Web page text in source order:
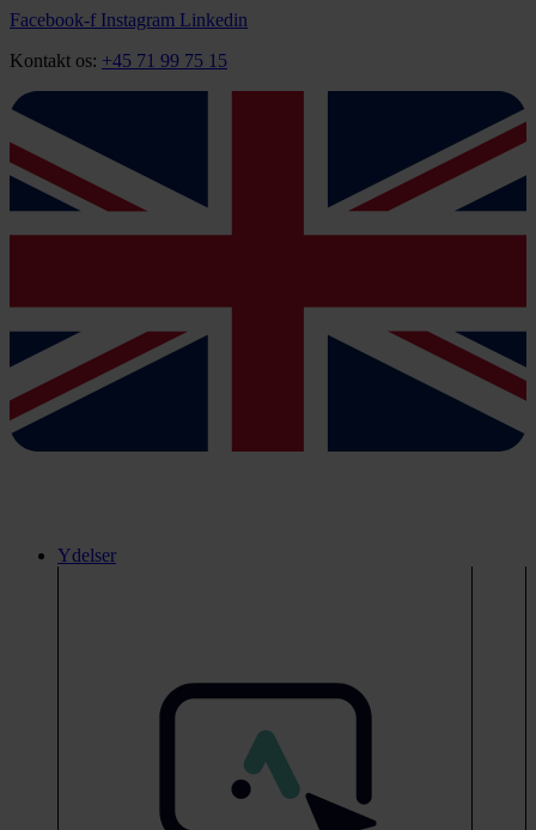
Videre
indhold
Facebook-f Instagram Linkedin
Kontakt os: +45 71 99 75 15
Ydelser